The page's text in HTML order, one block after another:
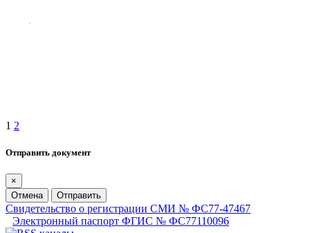
1 2
Отправить документ
×
Отмена
Отправить
Свидетельство о регистрации СМИ № ФС77-47467
Электронный паспорт ФГИС № ФС77110096